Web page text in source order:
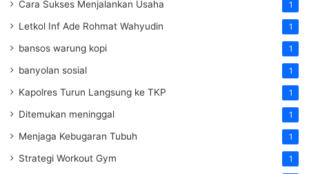
Cara Sukses Menjalankan Usaha 1
Letkol Inf Ade Rohmat Wahyudin 1
bansos warung kopi 1
banyolan sosial 1
Kapolres Turun Langsung ke TKP 1
Ditemukan meninggal 1
Menjaga Kebugaran Tubuh 1
Strategi Workout Gym 1